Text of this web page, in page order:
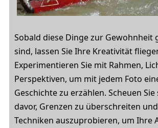
Sobald diese Dinge zur Gewohnheit
sind, lassen Sie Ihre Kreativität
Experimentieren Sie mit Rahmen,
Perspektiven, um mit jedem Foto
Geschichte zu erzählen. Scheuen
davor, Grenzen zu überschreiten
Techniken auszuprobieren, um Ihre